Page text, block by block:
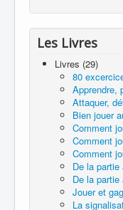
Les Livres
Livres (29)
80
Apprendre,
Attaquer,
Bien jouer
Comment
Comment
Comment
De la
De la
Jouer et
La